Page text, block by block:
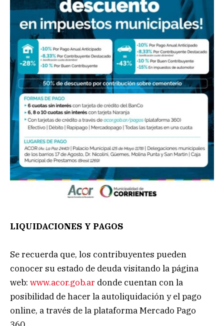
LIQUIDACIONES Y PAGOS
Se recuerda que, los contribuyentes pueden
conocer su estado de deuda visitando la página
web: www.acor.gob.ar donde cuentan con la
posibilidad de hacer la autoliquidación y el pago
online, a través de la plataforma Mercado Pago